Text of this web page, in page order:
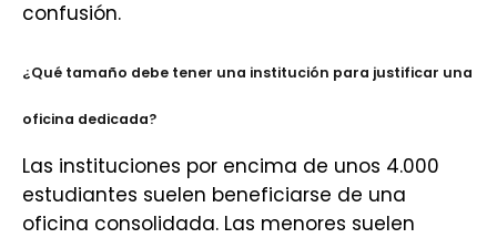
confusión.
¿Qué tamaño debe tener una institución para justificar una
oficina dedicada?
Las instituciones por encima de unos 4.000
estudiantes suelen beneficiarse de una
oficina consolidada. Las menores suelen